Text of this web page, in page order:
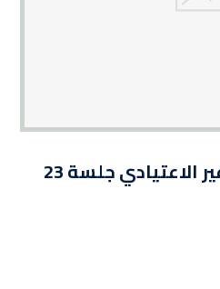
ايضاح بشأن التداول غير الاعتيادي جلسة 23